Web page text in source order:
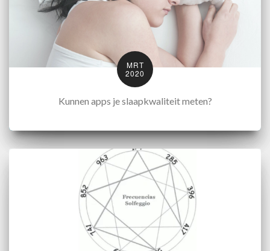
MRT
2020
Kunnen apps je slaapkwaliteit meten?